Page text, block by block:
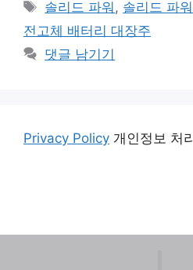
리
태
그
솔리드 파워 , 솔리드 파
전고체 배터리 대장주
댓글 남기기
Privacy Policy 개인정보 처